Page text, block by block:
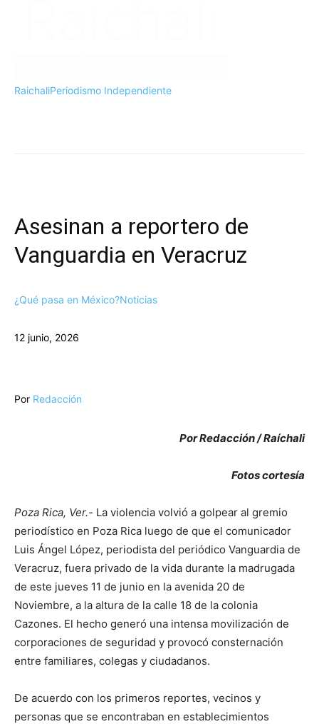
RaichaliPeriodismo Independiente
Asesinan a reportero de
Vanguardia en Veracruz
¿Qué pasa en México?Noticias
12 junio, 2026
Por Redacción
Por Redacción / Raíchali
Fotos cortesía
Poza Rica, Ver.- La violencia volvió a golpear al gremio
periodístico en Poza Rica luego de que el comunicador
Luis Ángel López, periodista del periódico Vanguardia de
Veracruz, fuera privado de la vida durante la madrugada
de este jueves 11 de junio en la avenida 20 de
Noviembre, a la altura de la calle 18 de la colonia
Cazones. El hecho generó una intensa movilización de
corporaciones de seguridad y provocó consternación
entre familiares, colegas y ciudadanos.
De acuerdo con los primeros reportes, vecinos y
personas que se encontraban en establecimientos